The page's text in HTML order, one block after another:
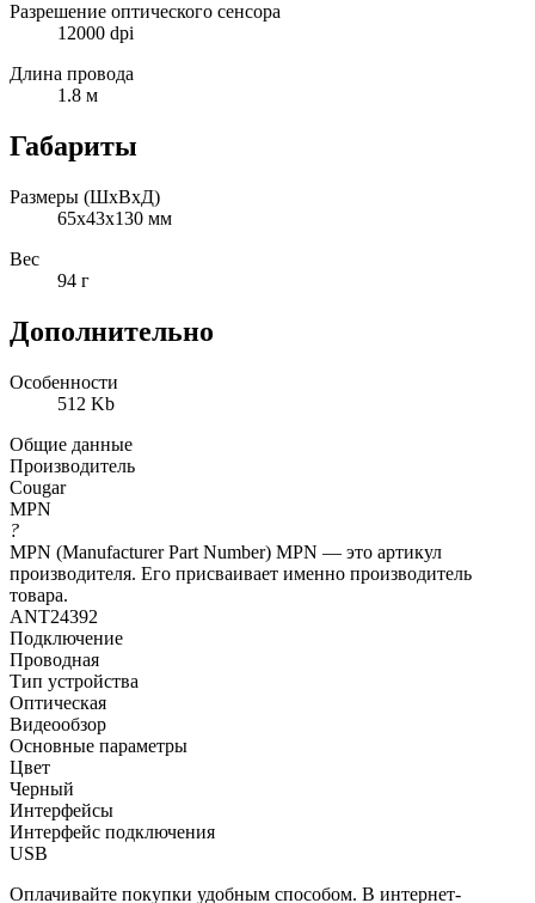
Разрешение оптического сенсора
12000 dpi
Длина провода
1.8 м
Габариты
Размеры (ШxВxД)
65x43x130 мм
Вес
94 г
Дополнительно
Особенности
512 Kb
Общие данные
Производитель
Cougar
MPN
?
MPN (Manufacturer Part Number) MPN — это артикул
производителя. Его присваивает именно производитель
товара.
ANT24392
Подключение
Проводная
Тип устройства
Оптическая
Видеообзор
Основные параметры
Цвет
Черный
Интерфейсы
Интерфейс подключения
USB
Оплачивайте покупки удобным способом. В интернет-